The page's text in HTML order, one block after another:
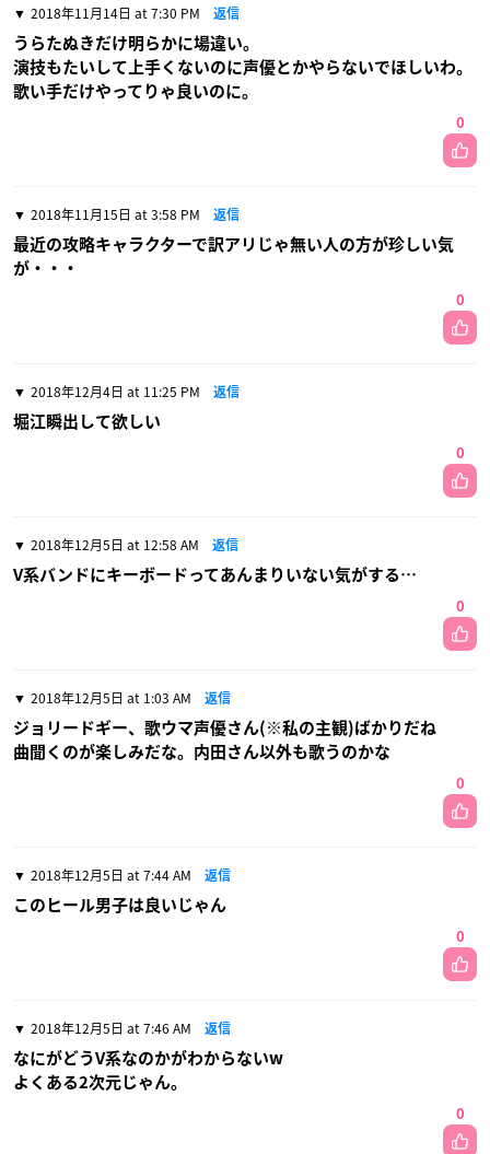
2018年11月14日 at 7:30 PM 返信
うらたぬきだけ明らかに場違い。
演技もたいして上手くないのに声優とかやらないでほしいわ。
歌い手だけやってりゃ良いのに。
0
2018年11月15日 at 3:58 PM 返信
最近の攻略キャラクターで訳アリじゃ無い人の方が珍しい気
が・・・
0
2018年12月4日 at 11:25 PM 返信
堀江瞬出して欲しい
0
2018年12月5日 at 12:58 AM 返信
V系バンドにキーボードってあんまりいない気がする…
0
2018年12月5日 at 1:03 AM 返信
ジョリードギー、歌ウマ声優さん(※私の主観)ばかりだね
曲聞くのが楽しみだな。内田さん以外も歌うのかな
0
2018年12月5日 at 7:44 AM 返信
このヒール男子は良いじゃん
0
2018年12月5日 at 7:46 AM 返信
なにがどうV系なのかがわからないw
よくある2次元じゃん。
0